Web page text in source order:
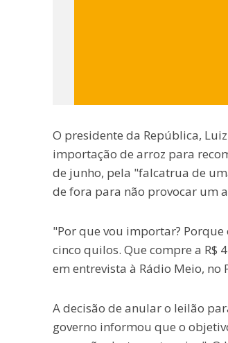
O presidente da República,
importação de arroz para
de junho, pela "falcatrua de
de fora para não provocar um
"Por que vou importar?
cinco quilos. Que compre a R$
em entrevista à Rádio Meio, no
A decisão de anular o leilão
governo informou que o